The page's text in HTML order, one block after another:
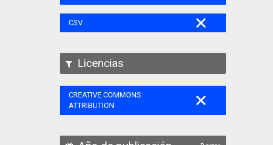
CSV
Licencias
CREATIVE COMMONS
ATTRIBUTION